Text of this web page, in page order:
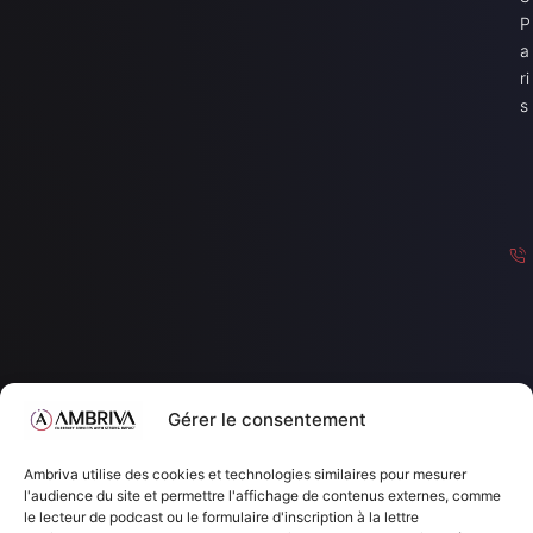
Gérer le consentement
Ambriva utilise des cookies et technologies similaires pour mesurer
l'audience du site et permettre l'affichage de contenus externes, comme
le lecteur de podcast ou le formulaire d'inscription à la lettre
P
a
ri
s